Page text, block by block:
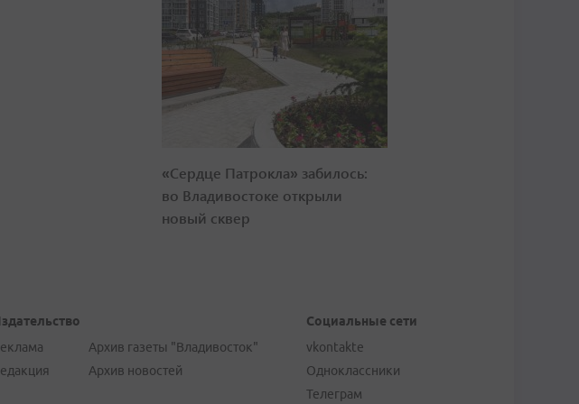
«Сердце Патрокла» забилось:
во Владивостоке открыли
новый сквер
Архив газеты "Владивосток"
Архив новостей
Социальные сети
vkontakte
Одноклассники
Телеграм